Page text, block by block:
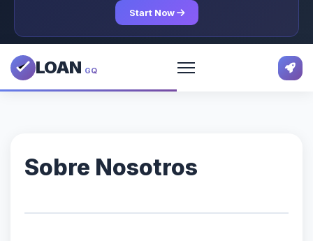
Start Now
LOAN GQ
Sobre Nosotros